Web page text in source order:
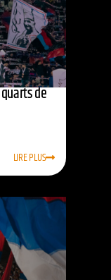
de
LIRE PLUS